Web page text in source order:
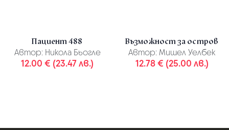
Пациент 488
Автор: Никола Бьогле
12.00 € (23.47 лв.)
Възможност за остров
Автор: Мишел Уелбек
12.78 € (25.00 лв.)